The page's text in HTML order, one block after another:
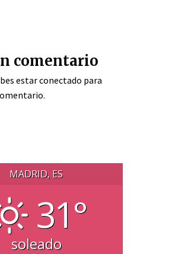
comentario
estarconectado para
MADRID, ES
31°
soleado